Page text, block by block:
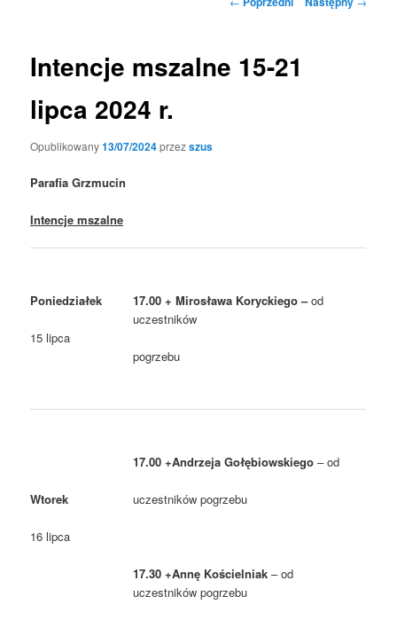
Intencje mszalne 15-21
lipca 2024 r.
Opublikowany13/07/2024przezszus
Parafia Grzmucin
Intencje mszalne
Poniedziałek
15 lipca
17.00 + Mirosława Koryckiego –od
uczestników
pogrzebu
Wtorek
16 lipca
17.00 +Andrzeja Gołębiowskiego– od
uczestników pogrzebu
17.30 +Annę Kościelniak – od
uczestników pogrzebu